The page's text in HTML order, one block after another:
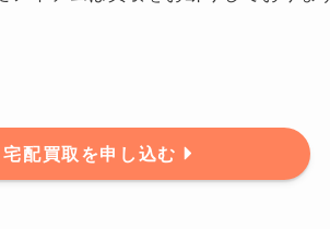
宅配買取を申し込む